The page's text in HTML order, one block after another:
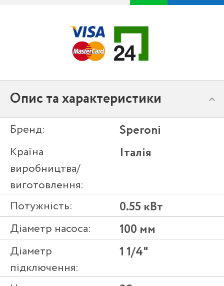
Опис та характеристики
Бренд: Speroni
Країна
виробництва/
виготовлення:
Італія
Потужність: 0.55 кВт
Діаметр насоса: 100 мм
Діаметр
підключення:
1 1/4"